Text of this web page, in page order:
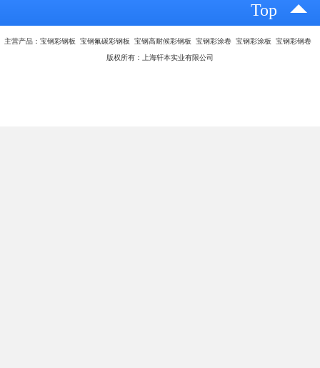
Top
主营产品：宝钢彩钢板 宝钢氟碳彩钢板 宝钢高耐候彩钢板 宝钢彩涂卷 宝钢彩涂板 宝钢彩钢卷
版权所有：上海轩本实业有限公司